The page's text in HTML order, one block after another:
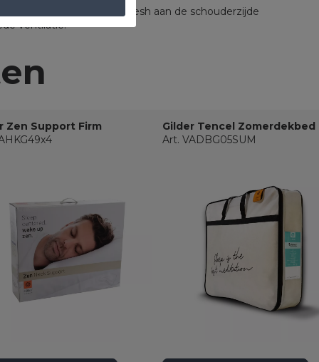
dooradembare 3D-mesh aan de schouderzijde
ventilatie.
Zen Support Firm
Gilder Tencel Zomerdekbed
Art. VADBG05SUM